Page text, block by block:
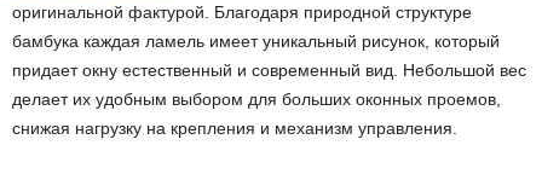
оригинальной фактурой. Благодаря природной структуре
бамбука каждая ламель имеет уникальный рисунок, который
придает окну естественный и современный вид. Небольшой вес
делает их удобным выбором для больших оконных проемов,
снижая нагрузку на крепления и механизм управления.